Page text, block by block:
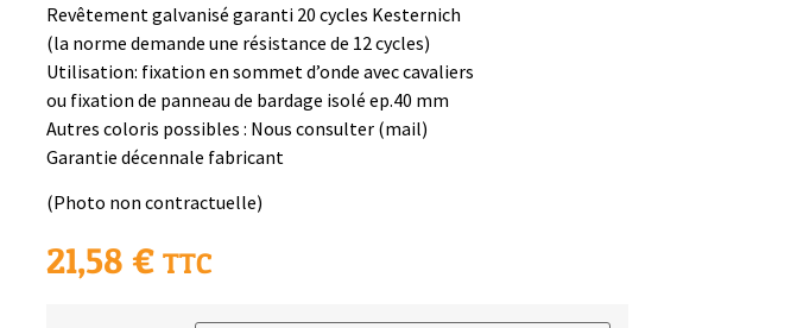
Revêtement galvanisé garanti 20 cycles Kesternich
(la norme demande une résistance de 12 cycles)
Utilisation: fixation en sommet d’onde avec cavaliers
ou fixation de panneau de bardage isolé ep.40 mm
Autres coloris possibles : Nous consulter (mail)
Garantie décennale fabricant
(Photo non contractuelle)
21,58 € TTC